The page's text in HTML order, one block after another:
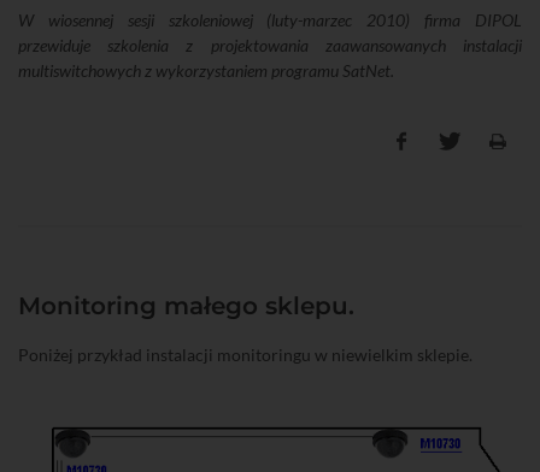
W wiosennej sesji szkoleniowej (luty-marzec 2010) firma DIPOL
przewiduje szkolenia z projektowania zaawansowanych instalacji
multiswitchowych z wykorzystaniem programu SatNet.
Monitoring małego sklepu.
Poniżej przykład instalacji monitoringu w niewielkim sklepie.